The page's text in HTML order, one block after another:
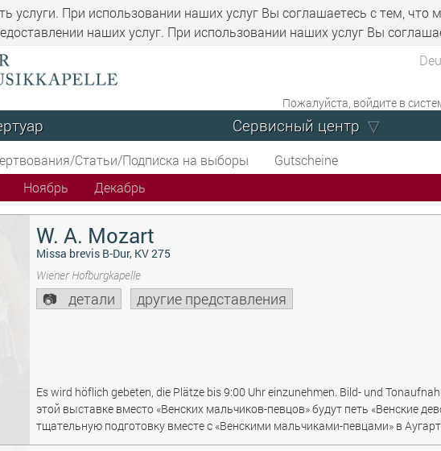
услуги. При использовании наших услуг Вы соглашаетесь с тем,
наших услуг. При использовании наших услуг Вы
Пожалуйста, войдите в
Сервисный центр
Статьи/Подписка на выборы
Gutscheine
Ноябрь Декабрь
W. A. Mozart
Missa brevis B-Dur, KV 275
Wiener Hofburgkapelle
детали другие представления
Es wird höflich gebeten, die Plätze bis 9:00 Uhr einzunehmen. Bild- und
этой выставке вместо «Венских мальчиков-певцов» будут петь «Венские
тщательную подготовку вместе с «Венскими мальчиками-певцами» в